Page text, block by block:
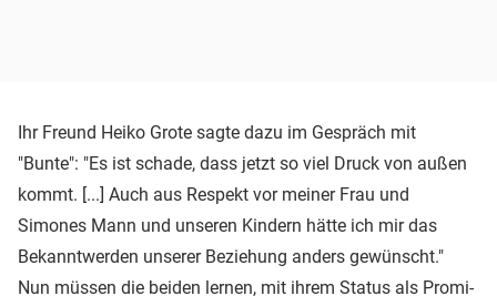
Ihr Freund Heiko Grote sagte dazu im Gespräch mit
"Bunte": "Es ist schade, dass jetzt so viel Druck von außen
kommt. [...] Auch aus Respekt vor meiner Frau und
Simones Mann und unseren Kindern hätte ich mir das
Bekanntwerden unserer Beziehung anders gewünscht."
Nun müssen die beiden lernen, mit ihrem Status als Promi-